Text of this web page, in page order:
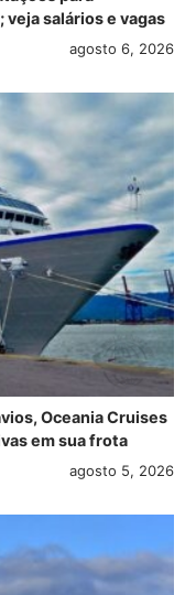
salários e vagas
agosto 6, 2026
Oceania Cruises
em sua frota
agosto 5, 2026